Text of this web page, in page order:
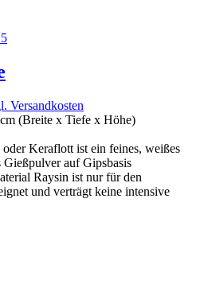
Versandkosten
(Breite x Tiefe x Höhe)
oder Keraflott ist ein feines, weißes
Gießpulver auf Gipsbasis
Raysin ist nur für den
und verträgt keine intensive